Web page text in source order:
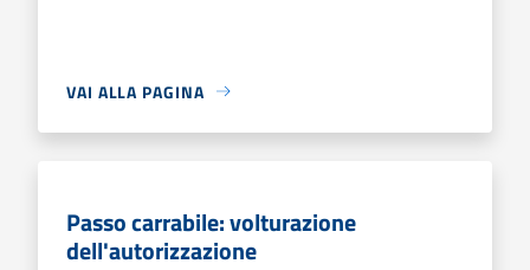
VAI ALLA PAGINA
Passo carrabile: volturazione
dell'autorizzazione